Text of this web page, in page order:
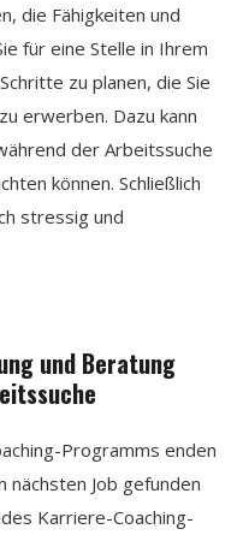
die Fähigkeiten und
für eine Stelle in Ihrem
zu planen, die Sie
erwerben. Dazu kann
der Arbeitssuche
können. Schließlich
stressig und
und Beratung
Programms enden
nächsten Job gefunden
Karriere-Coaching-